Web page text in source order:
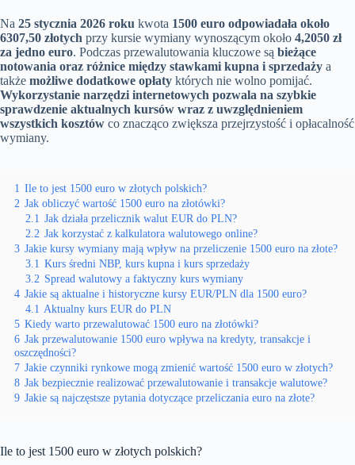
Na 25 stycznia 2026 roku kwota 1500 euro odpowiadała około
6307,50 złotych przy kursie wymiany wynoszącym około 4,2050 zł
za jedno euro. Podczas przewalutowania kluczowe są bieżące
notowania oraz różnice między stawkami kupna i sprzedaży a
także możliwe dodatkowe opłaty których nie wolno pomijać.
Wykorzystanie narzędzi internetowych pozwala na szybkie
sprawdzenie aktualnych kursów wraz z uwzględnieniem
wszystkich kosztów co znacząco zwiększa przejrzystość i opłacalność
wymiany.
1 Ile to jest 1500 euro w złotych polskich?
2 Jak obliczyć wartość 1500 euro na złotówki?
2.1 Jak działa przelicznik walut EUR do PLN?
2.2 Jak korzystać z kalkulatora walutowego online?
3 Jakie kursy wymiany mają wpływ na przeliczenie 1500 euro na złote?
3.1 Kurs średni NBP, kurs kupna i kurs sprzedaży
3.2 Spread walutowy a faktyczny kurs wymiany
4 Jakie są aktualne i historyczne kursy EUR/PLN dla 1500 euro?
4.1 Aktualny kurs EUR do PLN
5 Kiedy warto przewalutować 1500 euro na złotówki?
6 Jak przewalutowanie 1500 euro wpływa na kredyty, transakcje i
oszczędności?
7 Jakie czynniki rynkowe mogą zmienić wartość 1500 euro w złotych?
8 Jak bezpiecznie realizować przewalutowanie i transakcje walutowe?
9 Jakie są najczęstsze pytania dotyczące przeliczania euro na złote?
Ile to jest 1500 euro w złotych polskich?